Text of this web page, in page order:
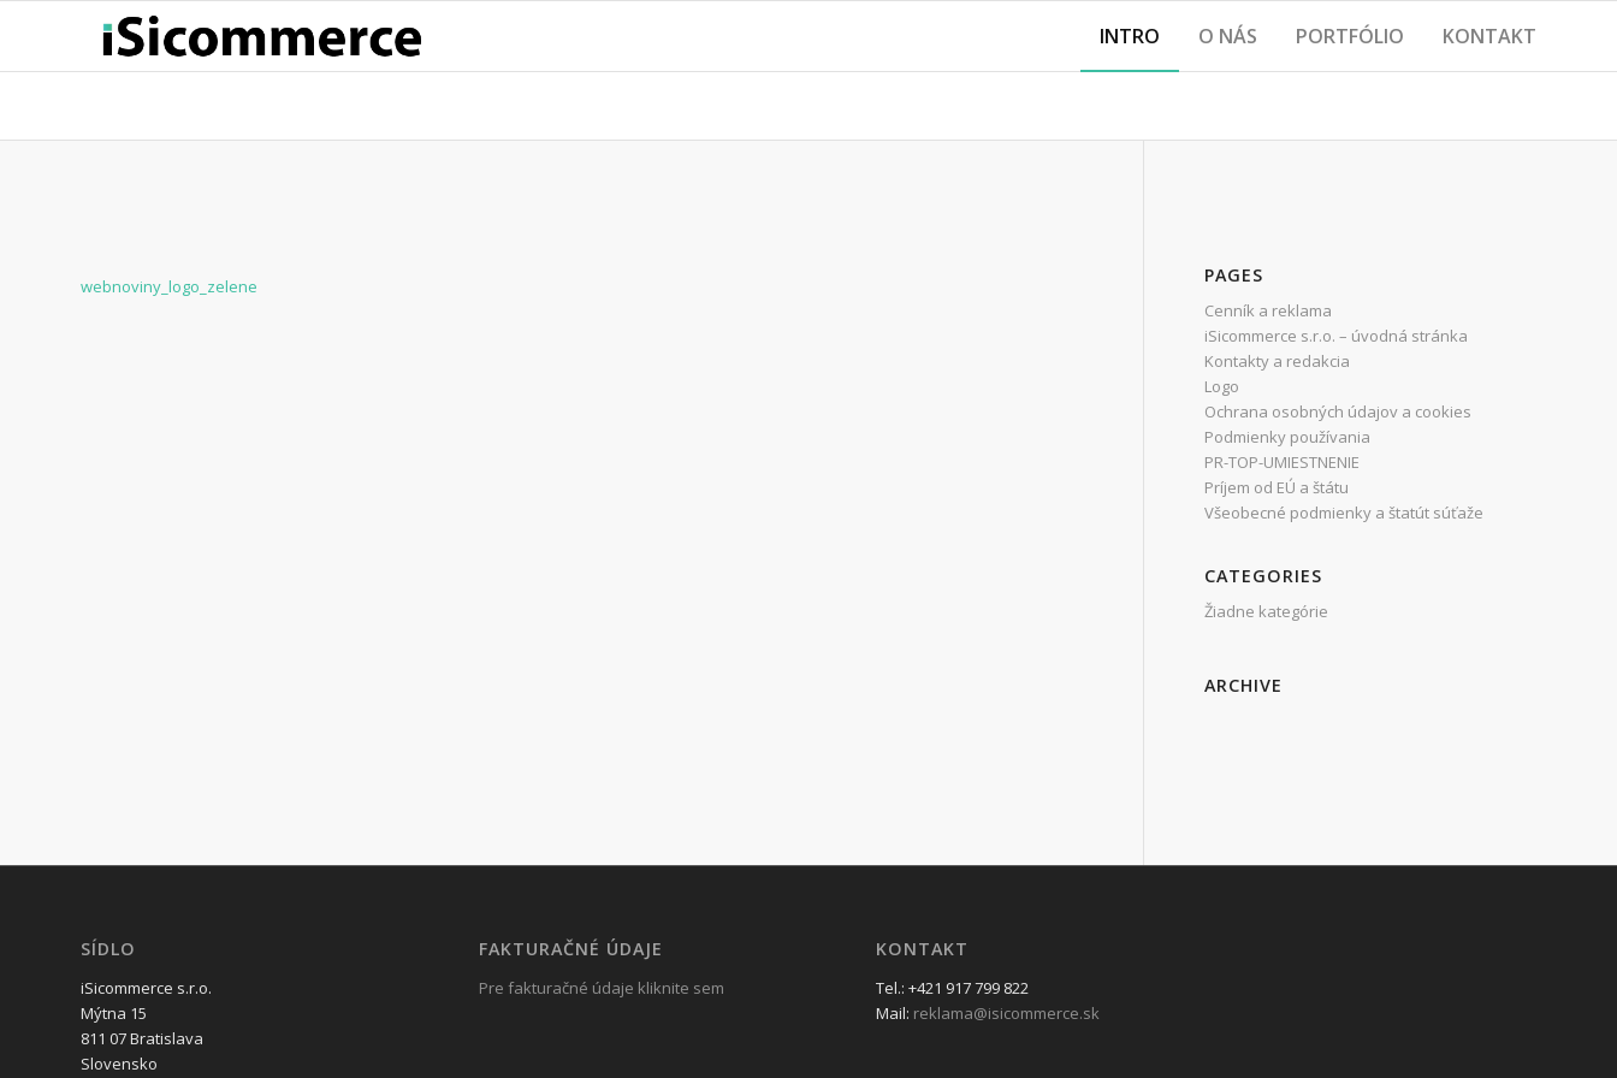
INTRO O NÁS PORTFÓLIO KONTAKT
webnoviny_logo_zelene
PAGES
Cenník a reklama
iSicommerce s.r.o. – úvodná stránka
Kontakty a redakcia
Logo
Ochrana osobných údajov a cookies
Podmienky používania
PR-TOP-UMIESTNENIE
Príjem od EÚ a štátu
Všeobecné podmienky a štatút súťaže
CATEGORIES
Žiadne kategórie
ARCHIVE
SÍDLO
iSicommerce s.r.o.
Mýtna 15
811 07 Bratislava
Slovensko
FAKTURAČNÉ ÚDAJE
Pre fakturačné údaje kliknite sem
KONTAKT
Tel.: +421 917 799 822
Mail: reklama@isicommerce.sk